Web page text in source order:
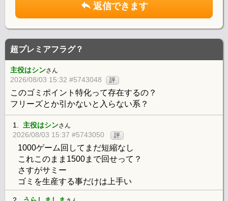
返信できます
超プレミアフラグ？
主役はシンさん
2026/08/03 15:32 #5743048 評
このゴミポイント特化って存在するの？
フリーズとか引かないと入らない系？
1. 主役はシンさん
2026/08/03 15:37 #5743050 評
1000ゲーム回してまだ短縮なし
これこのまま1500まで回せって？
さすがサミー
ゴミを生産する事だけは上手い